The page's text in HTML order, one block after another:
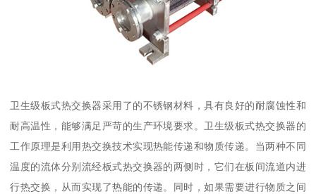
卫生级板式热交换器采用了的不锈钢材料，具有良好的耐腐蚀性和
耐高温性，能够满足严苛的生产环境要求。卫生级板式热交换器的
工作原理是利用热交换技术实现热能传递和物质传递。当两种不同
温度的流体分别流经板式热交换器的两侧时，它们在板间流道内进
行热交换，从而实现了热能的传递。同时，如果需要进行物质之间